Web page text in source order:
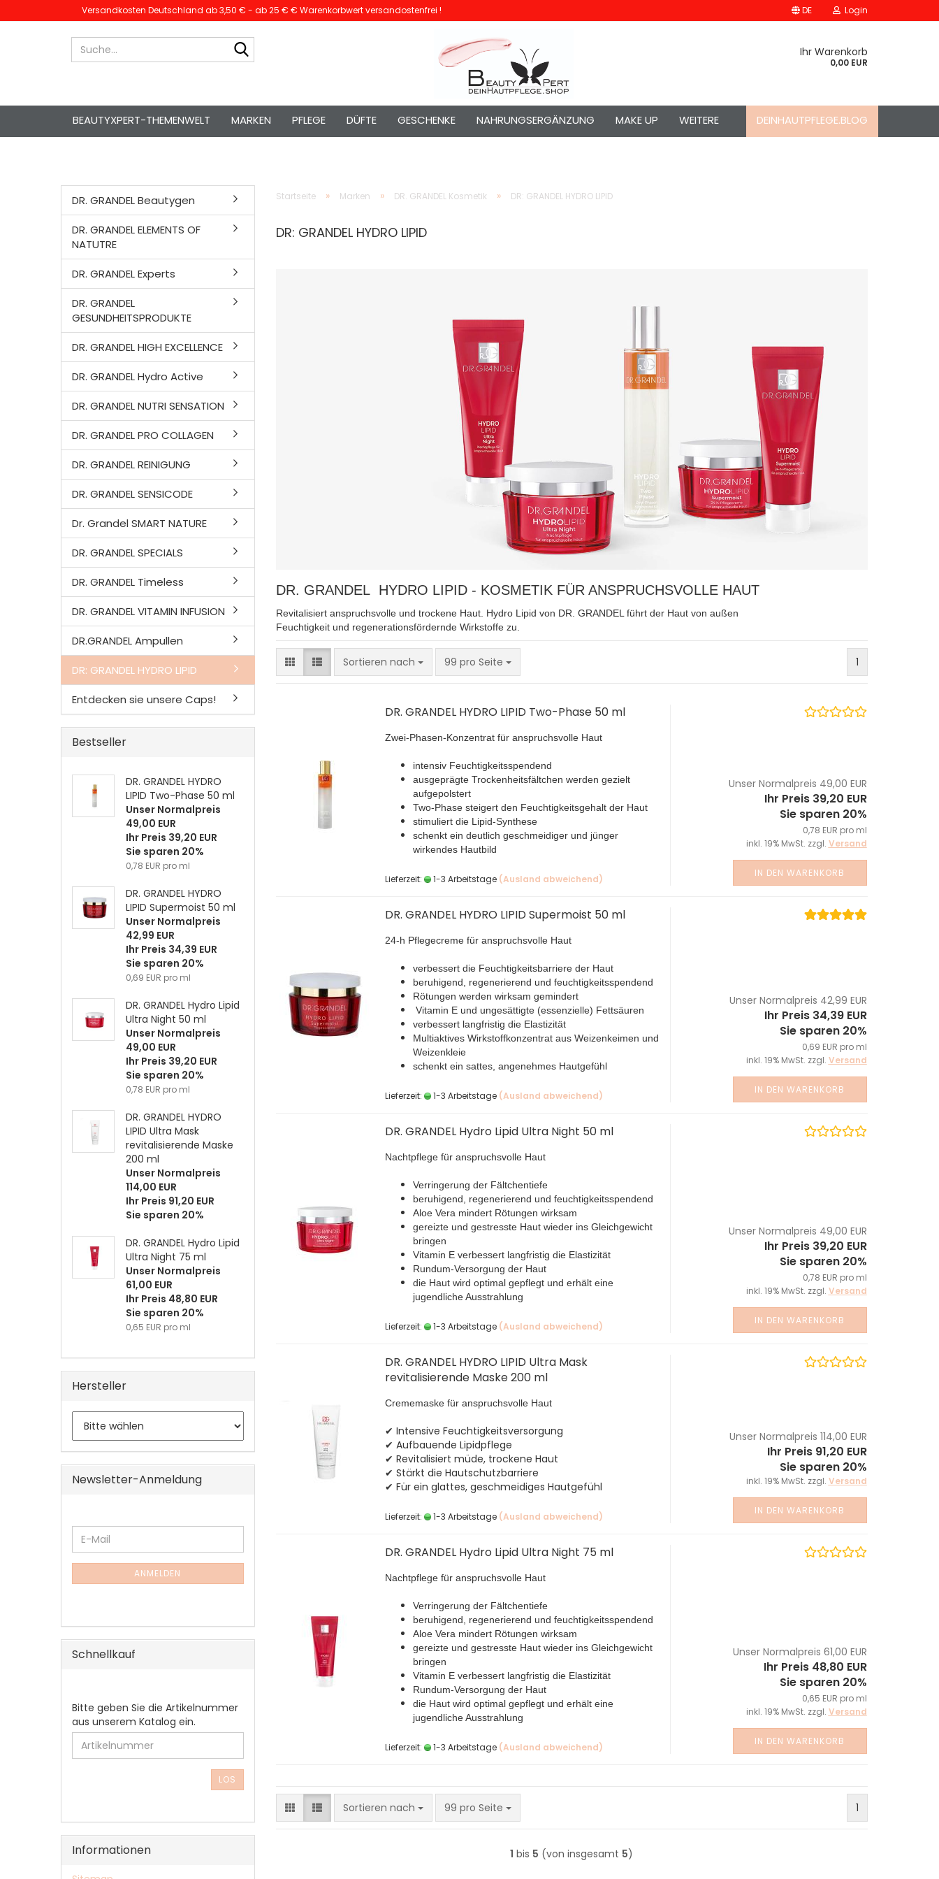
Versandkosten Deutschland ab 3,50 € - ab 25 € € Warenkorbwert versandostenfrei ! DE Login
Ihr Warenkorb
0,00 EUR
BEAUTYXPERT-THEMENWELT MARKEN PFLEGE DÜFTE GESCHENKE NAHRUNGSERGÄNZUNG MAKE UP DEINHAUTPFLEGE.BLOG
WEITERE
Startseite » Marken » DR. GRANDEL Kosmetik » DR: GRANDEL HYDRO LIPID
DR: GRANDEL HYDRO LIPID
DR. GRANDEL HYDRO LIPID - KOSMETIK FÜR ANSPRUCHSVOLLE HAUT
Revitalisiert anspruchsvolle und trockene Haut. Hydro Lipid von DR. GRANDEL führt der Haut von außen
Feuchtigkeit und regenerationsfördernde Wirkstoffe zu.
Sortieren nach
Sortieren nach 99 pro Seite
pro Seite 1
DR. GRANDEL HYDRO LIPID Two-Phase 50 ml
Zwei-Phasen-Konzentrat für anspruchsvolle Haut
intensiv Feuchtigkeitsspendend
ausgeprägte Trockenheitsfältchen werden gezielt
aufgepolstert
Two-Phase steigert den Feuchtigkeitsgehalt der Haut
stimuliert die Lipid-Synthese
schenkt ein deutlich geschmeidiger und jünger
wirkendes Hautbild
Lieferzeit: 1-3 Arbeitstage (Ausland abweichend)
Unser Normalpreis 49,00 EUR
Ihr Preis 39,20 EUR
Sie sparen 20%
0,78 EUR pro ml
inkl. 19% MwSt. zzgl. Versand
IN DEN WARENKORB
DR. GRANDEL HYDRO LIPID Supermoist 50 ml
24-h Pflegecreme für anspruchsvolle Haut
verbessert die Feuchtigkeitsbarriere der Haut
beruhigend, regenerierend und feuchtigkeitsspendend
Rötungen werden wirksam gemindert
Vitamin E und ungesättigte (essenzielle) Fettsäuren
verbessert langfristig die Elastizität
Multiaktives Wirkstoffkonzentrat aus Weizenkeimen und
Weizenkleie
schenkt ein sattes, angenehmes Hautgefühl
Lieferzeit: 1-3 Arbeitstage (Ausland abweichend)
Unser Normalpreis 42,99 EUR
Ihr Preis 34,39 EUR
Sie sparen 20%
0,69 EUR pro ml
inkl. 19% MwSt. zzgl. Versand
IN DEN WARENKORB
DR. GRANDEL Hydro Lipid Ultra Night 50 ml
Nachtpflege für anspruchsvolle Haut
Verringerung der Fältchentiefe
beruhigend, regenerierend und feuchtigkeitsspendend
Aloe Vera mindert Rötungen wirksam
gereizte und gestresste Haut wieder ins Gleichgewicht
bringen
Vitamin E verbessert langfristig die Elastizität
Rundum-Versorgung der Haut
die Haut wird optimal gepflegt und erhält eine
jugendliche Ausstrahlung
Lieferzeit: 1-3 Arbeitstage (Ausland abweichend)
Unser Normalpreis 49,00 EUR
Ihr Preis 39,20 EUR
Sie sparen 20%
0,78 EUR pro ml
inkl. 19% MwSt. zzgl. Versand
IN DEN WARENKORB
DR. GRANDEL HYDRO LIPID Ultra Mask
revitalisierende Maske 200 ml
Crememaske für anspruchsvolle Haut
✔ Intensive Feuchtigkeitsversorgung
✔ Aufbauende Lipidpflege
✔ Revitalisiert müde, trockene Haut
✔ Stärkt die Hautschutzbarriere
✔ Für ein glattes, geschmeidiges Hautgefühl
Lieferzeit: 1-3 Arbeitstage (Ausland abweichend)
Unser Normalpreis 114,00 EUR
Ihr Preis 91,20 EUR
Sie sparen 20%
inkl. 19% MwSt. zzgl. Versand
IN DEN WARENKORB
DR. GRANDEL Hydro Lipid Ultra Night 75 ml
Nachtpflege für anspruchsvolle Haut
Verringerung der Fältchentiefe
beruhigend, regenerierend und feuchtigkeitsspendend
Aloe Vera mindert Rötungen wirksam
gereizte und gestresste Haut wieder ins Gleichgewicht
bringen
Vitamin E verbessert langfristig die Elastizität
Rundum-Versorgung der Haut
die Haut wird optimal gepflegt und erhält eine
jugendliche Ausstrahlung
Lieferzeit: 1-3 Arbeitstage (Ausland abweichend)
Unser Normalpreis 61,00 EUR
Ihr Preis 48,80 EUR
Sie sparen 20%
0,65 EUR pro ml
inkl. 19% MwSt. zzgl. Versand
IN DEN WARENKORB
Sortieren nach
Sortieren nach 99 pro Seite
pro Seite 1
1 bis 5 (von insgesamt 5)
DR. GRANDEL Beautygen
DR. GRANDEL ELEMENTS OF
NATUTRE
DR. GRANDEL Experts
DR. GRANDEL
GESUNDHEITSPRODUKTE
DR. GRANDEL HIGH EXCELLENCE
DR. GRANDEL Hydro Active
DR. GRANDEL NUTRI SENSATION
DR. GRANDEL PRO COLLAGEN
DR. GRANDEL REINIGUNG
DR. GRANDEL SENSICODE
Dr. Grandel SMART NATURE
DR. GRANDEL SPECIALS
DR. GRANDEL Timeless
DR. GRANDEL VITAMIN INFUSION
DR.GRANDEL Ampullen
DR: GRANDEL HYDRO LIPID
Entdecken sie unsere Caps!
Bestseller
DR. GRANDEL HYDRO
LIPID Two-Phase 50 ml
Unser Normalpreis
49,00 EUR
Ihr Preis 39,20 EUR
Sie sparen 20%
0,78 EUR pro ml
DR. GRANDEL HYDRO
LIPID Supermoist 50 ml
Unser Normalpreis
42,99 EUR
Ihr Preis 34,39 EUR
Sie sparen 20%
0,69 EUR pro ml
DR. GRANDEL Hydro Lipid
Ultra Night 50 ml
Unser Normalpreis
49,00 EUR
Ihr Preis 39,20 EUR
Sie sparen 20%
0,78 EUR pro ml
DR. GRANDEL HYDRO
LIPID Ultra Mask
revitalisierende Maske
200 ml
Unser Normalpreis
114,00 EUR
Ihr Preis 91,20 EUR
Sie sparen 20%
DR. GRANDEL Hydro Lipid
Ultra Night 75 ml
Unser Normalpreis
61,00 EUR
Ihr Preis 48,80 EUR
Sie sparen 20%
0,65 EUR pro ml
Hersteller
Newsletter-Anmeldung
WEITER
ZUR
NEWSLETTER-
E-
Mail
ANMELDEN
Schnellkauf
BITTE
GEBEN
SIE
DIE
ARTIKELNUMMER
EIN.
Bitte geben Sie die Artikelnummer
aus unserem Katalog ein.
LOS
Informationen